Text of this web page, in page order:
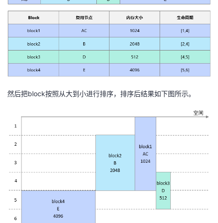
然后把block按照从大到小进行排序，排序后结果如下图所示。